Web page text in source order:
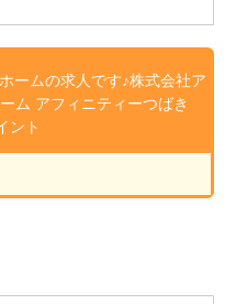
ームの求人です♪株式会社ア
ム アフィニティーつばき
ント